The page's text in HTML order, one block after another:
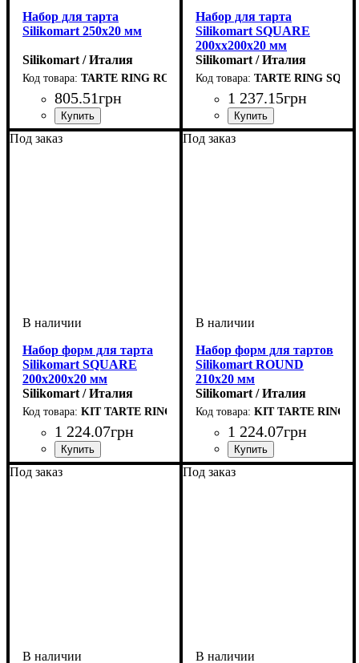
Набор для тарта
Silikomart 250х20 мм
Silikomart / Италия
TARTE RING ROUND D250 H20
805.51грн
Набор для тарта
Silikomart SQUARE
200хх200х20 мм
Silikomart / Италия
TARTE RING
1 237.15грн
Под заказ
Набор форм для тарта
Silikomart SQUARE
200х200х20 мм
Silikomart / Италия
KIT TARTE RING SQUARE 200x200 MM
1 224.07грн
Под заказ
Набор форм для тартов
Silikomart ROUND
210х20 мм
Silikomart / Италия
KIT TARTE RING
1 224.07грн
Под заказ Под заказ